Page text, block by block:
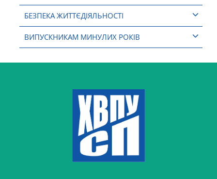
БЕЗПЕКА ЖИТТЄДІЯЛЬНОСТІ
ВИПУСКНИКАМ МИНУЛИХ РОКІВ